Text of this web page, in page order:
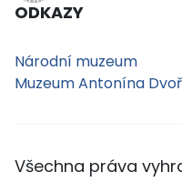
ODKAZY
Národní muzeum
Muzeum Antonína
Všechna práva